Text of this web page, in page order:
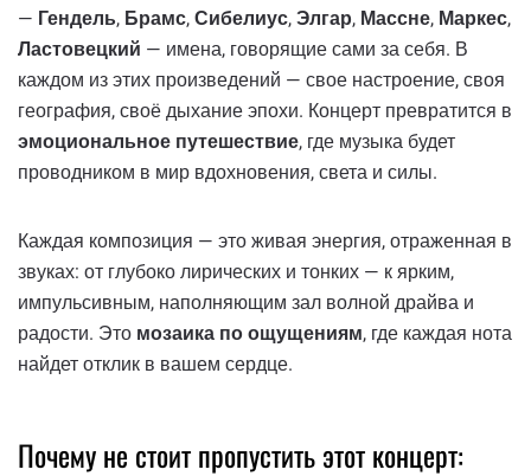
— Гендель, Брамс, Сибелиус, Элгар, Массне, Маркес,
Ластовецкий — имена, говорящие сами за себя. В
каждом из этих произведений — свое настроение, своя
география, своё дыхание эпохи. Концерт превратится в
эмоциональное путешествие, где музыка будет
проводником в мир вдохновения, света и силы.
Каждая композиция — это живая энергия, отраженная в
звуках: от глубоко лирических и тонких — к ярким,
импульсивным, наполняющим зал волной драйва и
радости. Это мозаика по ощущениям, где каждая нота
найдет отклик в вашем сердце.
Почему не стоит пропустить этот концерт: